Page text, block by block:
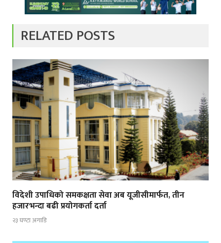
RELATED POSTS
विदेशी उपाधिको समकक्षता सेवा अब यूजीसीमार्फत, तीन
हजारभन्दा बढी प्रयोगकर्ता दर्ता
२३ घण्टा अगाडि